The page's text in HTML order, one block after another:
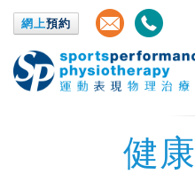
網上預約
健康